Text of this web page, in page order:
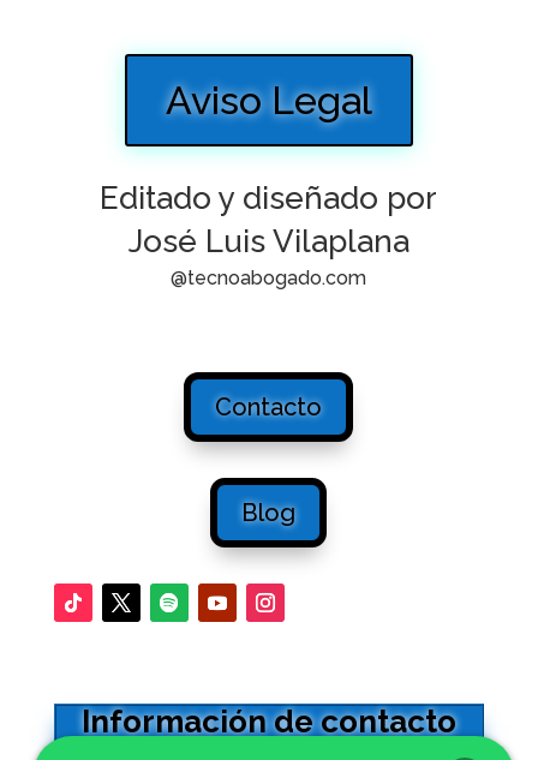
Aviso Legal
Editado y diseñado por
José Luis Vilaplana
@tecnoabogado.com
Contacto
Blog
Información de contacto